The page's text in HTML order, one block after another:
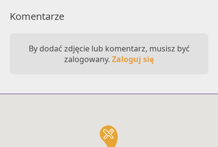
Komentarze
By dodać zdjęcie lub komentarz, musisz być
zalogowany. Zaloguj się